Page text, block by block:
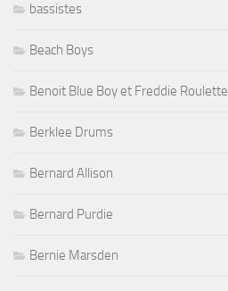
bassistes
Beach Boys
Benoit Blue Boy et Freddie Roulette
Berklee Drums
Bernard Allison
Bernard Purdie
Bernie Marsden